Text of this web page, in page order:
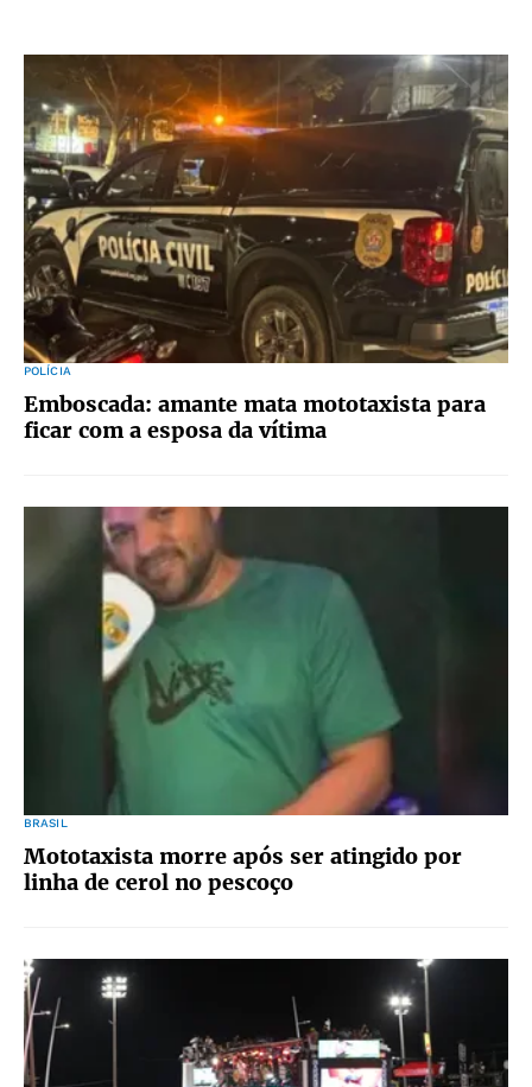
POLÍCIA
Emboscada: amante mata mototaxista para
ficar com a esposa da vítima
BRASIL
Mototaxista morre após ser atingido por
linha de cerol no pescoço